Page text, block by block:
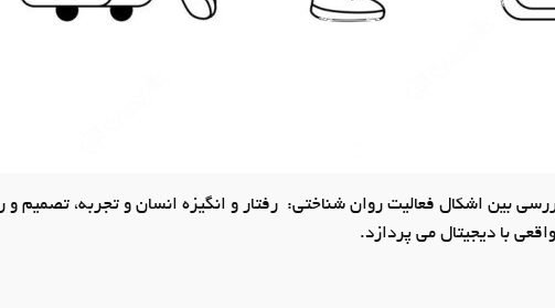
بین اشکال فعالیت روان شناختی: رفتار و انگیزه انسان و تجربه،
با دیجیتال می ­پردازد.